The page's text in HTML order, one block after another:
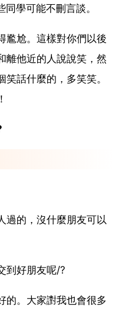
學可能不刪言談。
尷尬。這樣對你們以後
離他近的人說說笑，然
話什麼的，多笑笑。
過的，沒什麼朋友可以
到好朋友呢/?
的。大家譵我也會很多